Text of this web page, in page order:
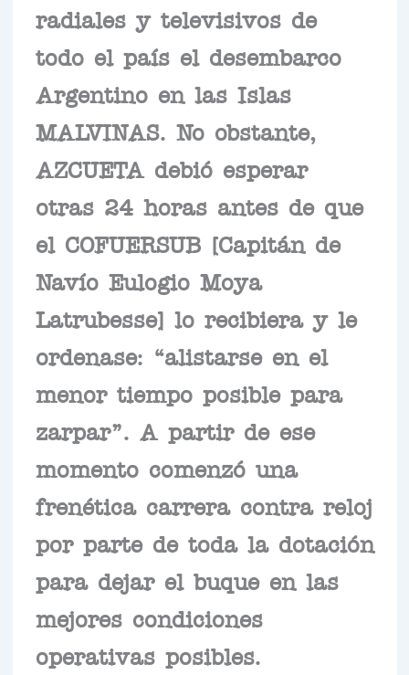
radiales y televisivos de
todo el país el desembarco
Argentino en las Islas
MALVINAS. No obstante,
AZCUETA debió esperar
otras 24 horas antes de que
el COFUERSUB [Capitán de
Navío Eulogio Moya
Latrubesse] lo recibiera y le
ordenase: “alistarse en el
menor tiempo posible para
zarpar”. A partir de ese
momento comenzó una
frenética carrera contra reloj
por parte de toda la dotación
para dejar el buque en las
mejores condiciones
operativas posibles.